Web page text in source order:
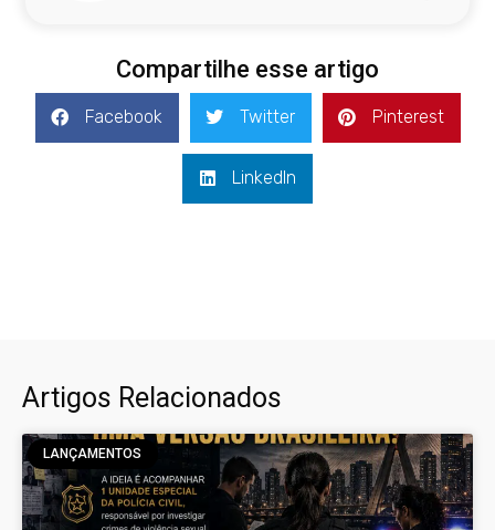
Compartilhe esse artigo
Facebook Twitter Pinterest
LinkedIn
Artigos Relacionados
LANÇAMENTOS